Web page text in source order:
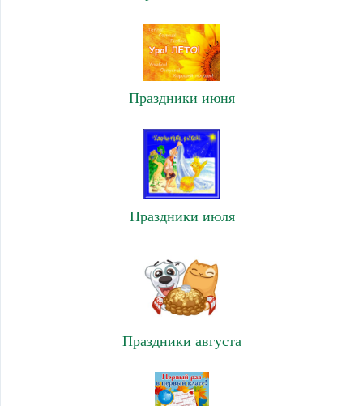
Праздники июня
Праздники июля
Праздники августа